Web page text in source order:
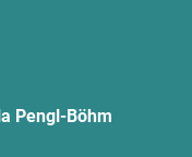
Pengl-Böhm